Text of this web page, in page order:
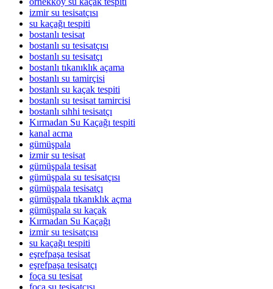
izmir su tesisatçısı
su kaçağı tespiti
bostanlı tesisat
bostanlı su tesisatçısı
bostanlı su tesisatçı
bostanlı tıkanıklık açama
bostanlı su tamirçisi
bostanlı su kaçak tespiti
bostanlı su tesisat tamircisi
bostanlı sıhhi tesisatçı
Kırmadan Su Kaçağı tespiti
kanal acma
gümüşpala
izmir su tesisat
gümüşpala tesisat
gümüşpala su tesisatçısı
gümüşpala tesisatçı
gümüşpala tıkanıklık açma
gümüşpala su kaçak
Kırmadan Su Kaçağı
izmir su tesisatçısı
su kaçağı tespiti
eşrefpaşa tesisat
eşrefpaşa tesisatçı
foça su tesisat
foça su tesisatçısı